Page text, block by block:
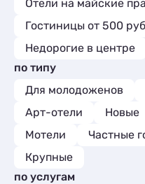
Отели на майские
Гостиницы от 500
Недорогие в центре
по типу
Для молодоженов
Арт-отели
Новые
Мотели
Частные
Крупные
по услугам